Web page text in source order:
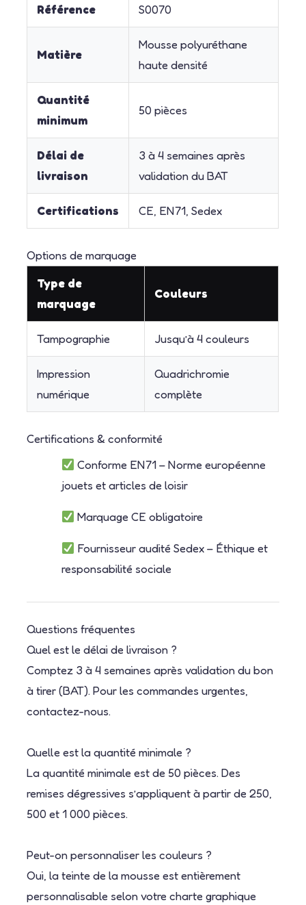
Référence
S0070
Matière
Mousse polyuréthane
haute densité
Quantité
minimum
50 pièces
Délai de
livraison
3 à 4 semaines après
validation du BAT
Certifications CE, EN71, Sedex
Options de marquage
Type de
marquage
Couleurs
Tampographie Jusqu’à 4 couleurs
Impression
numérique
Quadrichromie
complète
Certifications & conformité
Conforme EN71 – Norme européenne
jouets et articles de loisir
Marquage CE obligatoire
Fournisseur audité Sedex – Éthique et
responsabilité sociale
Questions fréquentes
Quel est le délai de livraison ?
Comptez 3 à 4 semaines après validation du bon
à tirer (BAT). Pour les commandes urgentes,
contactez-nous.
Quelle est la quantité minimale ?
La quantité minimale est de 50 pièces. Des
remises dégressives s’appliquent à partir de 250,
500 et 1 000 pièces.
Peut-on personnaliser les couleurs ?
Oui, la teinte de la mousse est entièrement
personnalisable selon votre charte graphique